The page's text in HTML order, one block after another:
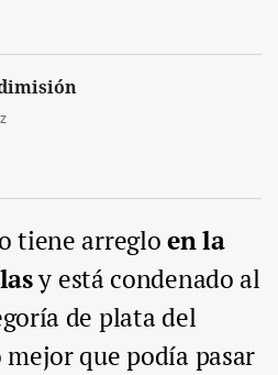
tiene arregloen la
y está condenado al
de plata del
que podía pasar